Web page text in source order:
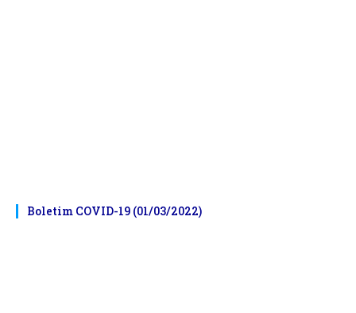
Boletim COVID-19 (01/03/2022)